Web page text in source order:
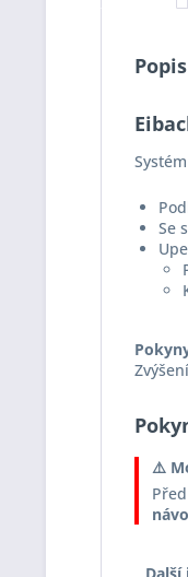
Se
⚠️